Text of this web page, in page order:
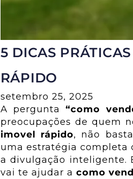
5 DICAS
RÁPIDO
setembro 25, 2025
A pergunta“como
preocupações de quem
imovel rápido, não
uma estratégia completa
a divulgação inteligente.
vai te ajudar a como